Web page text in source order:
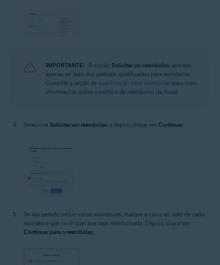
IMPORTANTE: A opção Solicitar um reembolso aparece
apenas ao lado dos pedidos qualificados para reembolso.
Consulte a seção de qualificação para reembolso para mais
informações sobre a política de reembolso da Avast.
Selecione Solicitar um reembolso e depois clique em Continuar.
Se seu pedido incluir várias assinaturas, marque a caixa ao lado de cada
assinatura que você quer que seja reembolsada. Depois, clique em
Continuar para o reembolso